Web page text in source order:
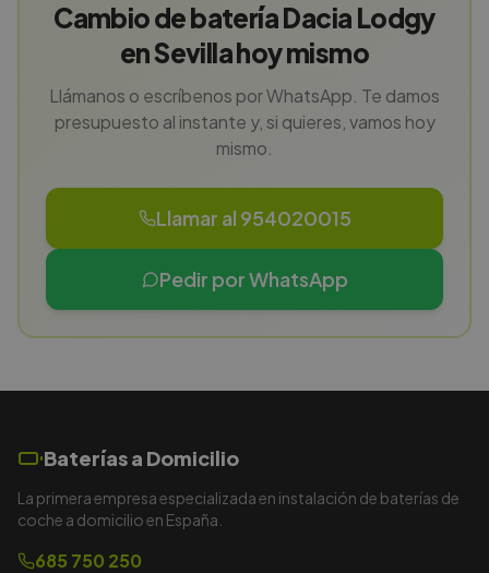
Cambio de batería Dacia Lodgy
en Sevilla hoy mismo
Llámanos o escríbenos por WhatsApp. Te damos
presupuesto al instante y, si quieres, vamos hoy
mismo.
Llamar al 954020015
Pedir por WhatsApp
Baterías a Domicilio
La primera empresa especializada en instalación de baterías de
coche a domicilio en España.
685 750 250